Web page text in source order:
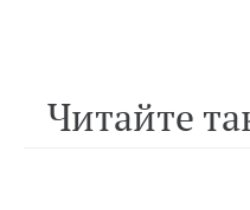
Читайте